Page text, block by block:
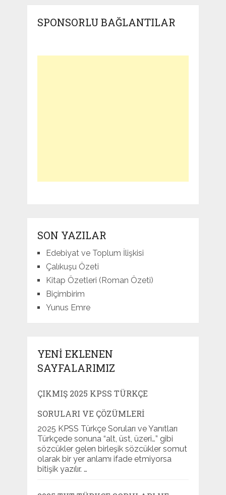
SPONSORLU BAĞLANTILAR
SON YAZILAR
Edebiyat ve Toplum İlişkisi
Çalıkuşu Özeti
Kitap Özetleri (Roman Özeti)
Biçimbirim
Yunus Emre
YENI EKLENEN
SAYFALARIMIZ
ÇIKMIŞ 2025 KPSS TÜRKÇE
SORULARI VE ÇÖZÜMLERI
2025 KPSS Türkçe Soruları ve Yanıtları
Türkçede sonuna “alt, üst, üzeri…” gibi
sözcükler gelen birleşik sözcükler somut
olarak bir yer anlamı ifade etmiyorsa
bitişik yazılır. …